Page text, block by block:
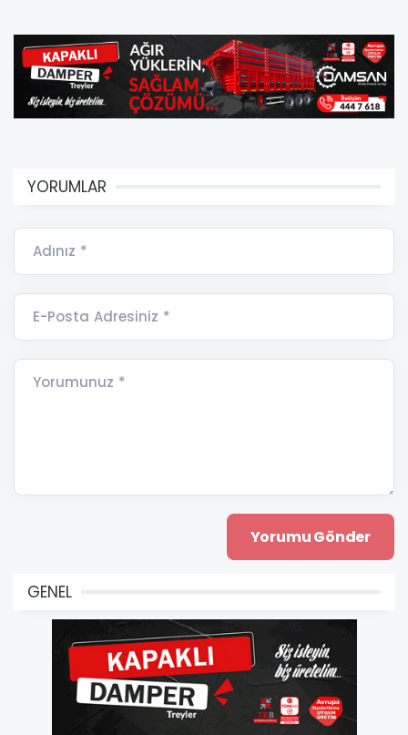
YORUMLAR
Adınız *
E-Posta Adresiniz *
Yorumunuz *
GENEL